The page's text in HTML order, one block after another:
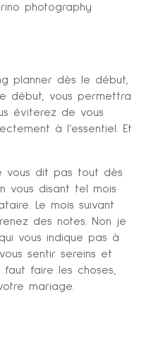
photography
planner dès le début,
début, vous permettra
éviterez de vous
à l’essentiel. Et
vous dit pas tout dès
vous disant tel mois
Le mois suivant
des notes. Non je
vous indique pas à
sentir sereins et
faire les choses,
mariage.